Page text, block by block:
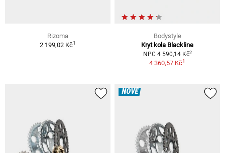
Rizoma
2 199,02 Kč1
Bodystyle
Kryt kola Blackline
NPC 4 590,14 Kč2
4 360,57 Kč1
NOVÉ